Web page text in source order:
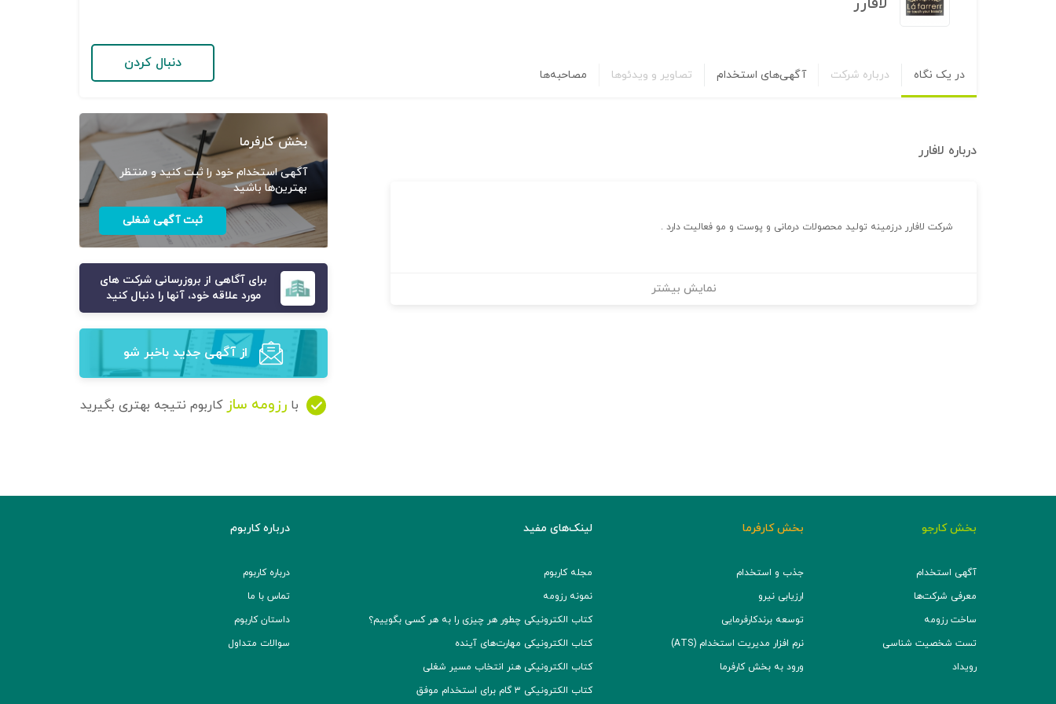
در یک نگاه درباره شرکت آگهی‌های استخدام تصاویر و ویدئوها مصاحبه‌ها
دنبال کردن
درباره لافارر
شرکت لافارر درزمینه تولید محصولات درمانی و پوست و مو فعالیت دارد .
نمایش بیشتر
بخش کارفرما
آگهی استخدام خود را ثبت کنید و منتظر
بهترین‌ها باشید
ثبت آگهی شغلی
برای آگاهی از بروزرسانی شرکت های
مورد علاقه خود، آنها را دنبال کنید
از آگهی‌ جدید باخبر شو
با رزومه ساز کاربوم نتیجه بهتری بگیرید
بخش کارجو
آگهی استخدام
معرفی شرکت‌ها
ساخت رزومه
تست شخصیت شناسی
رویداد
بخش کارفرما
جذب و استخدام
ارزیابی نیرو
توسعه برند‌کارفرمایی
نرم افزار مدیریت استخدام (ATS)
ورود به بخش کارفرما
لینک‌های مفید
مجله کاربوم
نمونه رزومه
کتاب الکترونیکی چطور هر چیزی را به هر کسی بگوییم؟
کتاب الکترونیکی مهارت‌های آینده
کتاب الکترونیکی هنر انتخاب مسیر شغلی
کتاب الکترونیکی ۳ گام برای استخدام موفق
درباره کاربوم
درباره کاربوم
تماس با ما
داستان کاربوم
سوالات متداول